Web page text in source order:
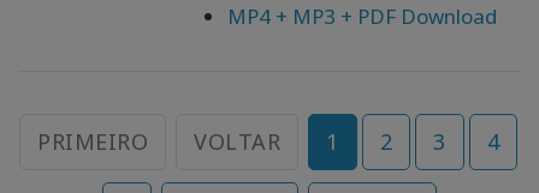
MP4 + MP3 + PDF Download
PRIMEIRO VOLTAR 1 2 3 4